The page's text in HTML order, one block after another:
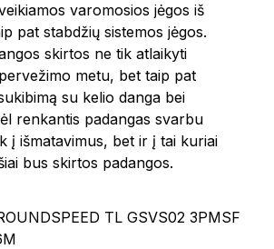
varomosios jėgos iš
pat stabdžių sistemos jėgos.
skirtos ne tik atlaikyti
metu, bet taip pat
su kelio danga bei
renkantis padangas svarbu
į išmatavimus, bet ir į tai kuriai
bus skirtos padangos.
TL GSVS02 3PMSF